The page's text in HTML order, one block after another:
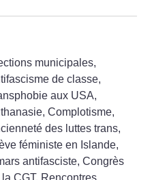
municipales,
de classe,
aux USA,
Complotisme,
des luttes trans,
féministe en Islande,
antifasciste, Congrès
la CGT, Rencontres